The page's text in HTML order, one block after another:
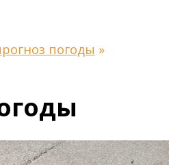
погоды »